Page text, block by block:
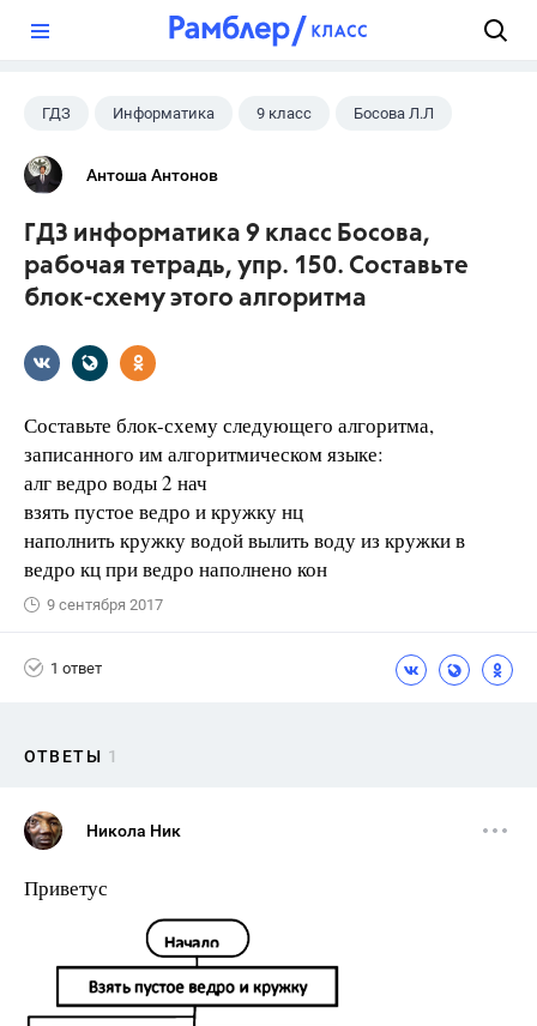
ГДЗ Информатика 9 класс Босова Л.Л
Антоша Антонов
ГДЗ информатика 9 класс Босова,
рабочая тетрадь, упр. 150. Составьте
блок-схему этого алгоритма
Составьте блок-схему следующего алгоритма,
записанного им алгоритмическом языке:
алг ведро воды 2 нач
взять пустое ведро и кружку нц
наполнить кружку водой вылить воду из кружки в
ведро кц при ведро наполнено кон
9 сентября 2017
1 ответ
ОТВЕТЫ 1
Никола Ник
Приветус